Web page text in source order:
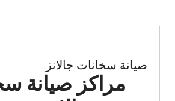
صيانة سخانات جالانز
مراكز صيانة